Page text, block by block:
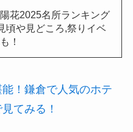
花2025名所ランキング
頃や見どころ,祭りイベ
！
！鎌倉で人気のホテ
てみる！